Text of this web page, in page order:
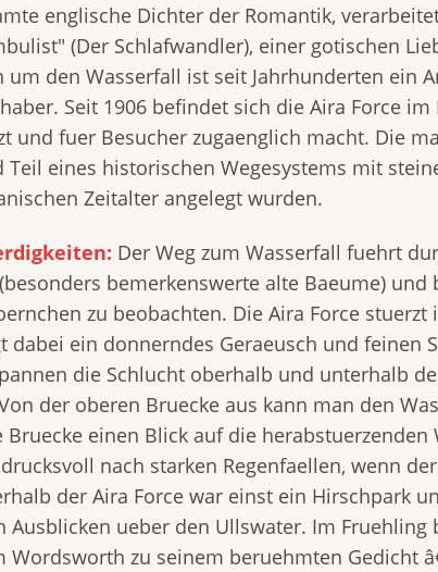
englische Dichter der Romantik,
(Der Schlafwandler), einer gotischen
um den Wasserfall ist seit Jahrhunderten ein
Seit 1906 befindet sich die Aira Force im
und fuer Besucher zugaenglich macht. Die
eines historischen Wegesystems mit
Zeitalter angelegt wurden.
Der Weg zum Wasserfall fuehrt
bemerkenswerte alte Baeume) und
zu beobachten. Die Aira Force stuerzt
dabei ein donnerndes Geraeusch und feinen
die Schlucht oberhalb und unterhalb
der oberen Bruecke aus kann man den
einen Blick auf die herabstuerzenden
nach starken Regenfaellen, wenn
der Aira Force war einst ein Hirschpark
ueber den Ullswater. Im
Wordsworth zu seinem beruehmten Gedicht